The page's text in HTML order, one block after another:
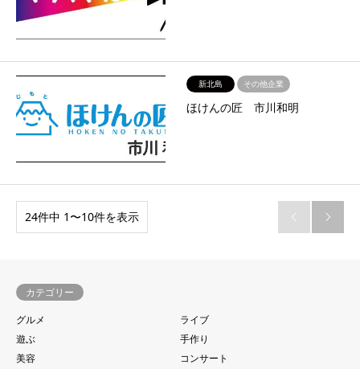
新北島 その他企業
ほけんの匠 市川和明
24件中 1〜10件を表示  
カテゴリー
グルメ
ライブ
遊ぶ
手作り
美容
コンサート